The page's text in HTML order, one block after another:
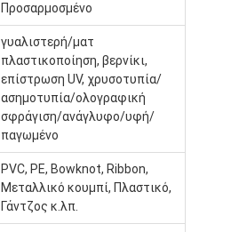
μετρητή
τα συρτάρια
τσάντα μασκών
Προσαρμοσμένο
γυαλιστερή/ματ
πλαστικοποίηση, βερνίκι,
επίστρωση UV, χρυσοτυπία/
ασημοτυπία/ολογραφική
σφράγιση/ανάγλυφο/υφή/
παγωμένο
PVC, PE, Bowknot, Ribbon,
Μεταλλικό κουμπί, Πλαστικό,
Γάντζος κ.λπ.